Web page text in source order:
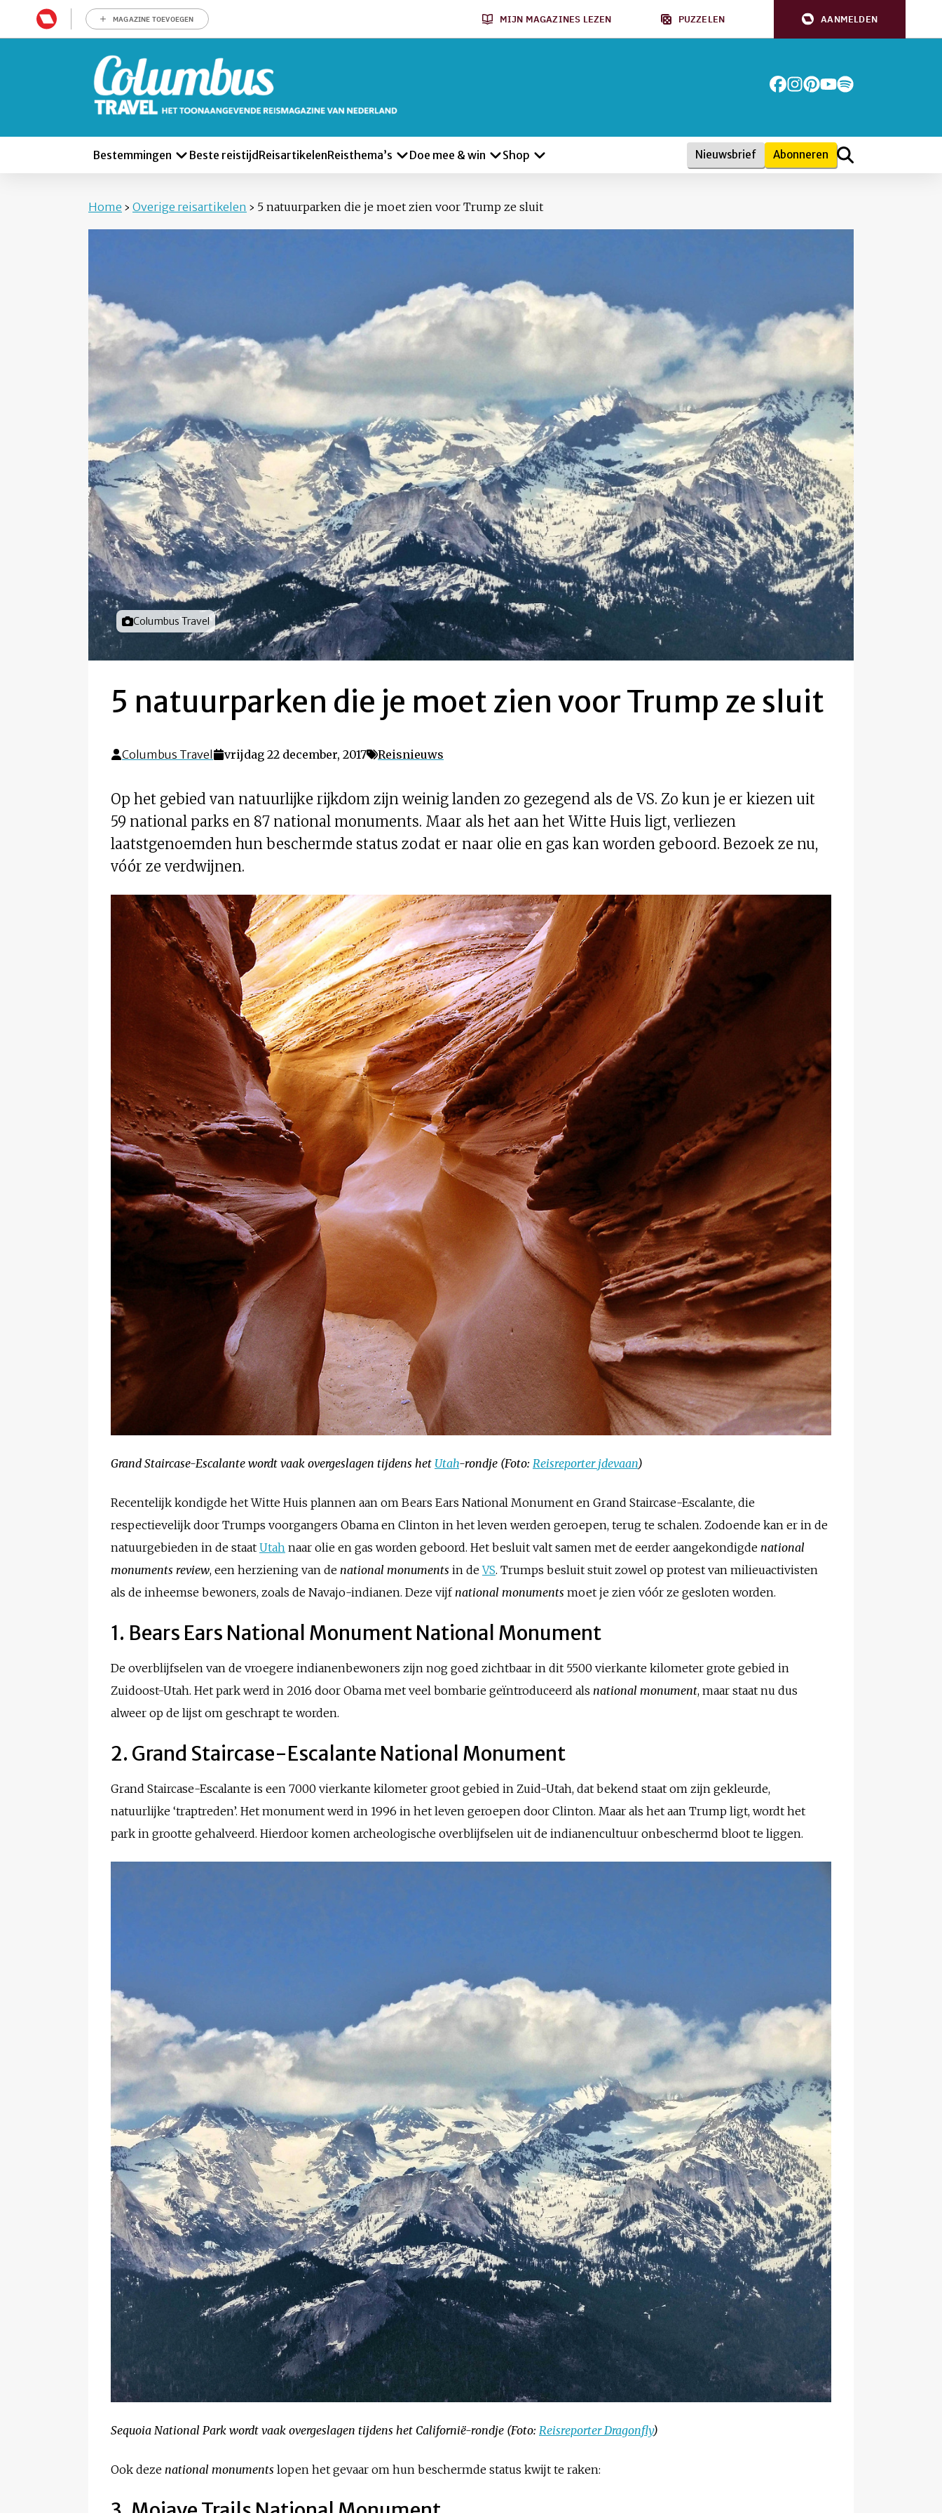
MAGAZINE TOEVOEGEN MIJN MAGAZINES LEZEN PUZZELEN AANMELDEN
Bestemmingen Beste reistijd ReisartikelenReisthema’s Doe mee & win Shop Nieuwsbrief Abonneren
Home › Overige reisartikelen › 5 natuurparken die je moet zien voor Trump ze sluit
Foto door
Columbus Travel
5 natuurparken die je moet zien voor Trump ze sluit
Columbus Travel vrijdag 22 december, 2017 Reisnieuws
Op het gebied van natuurlijke rijkdom zijn weinig landen zo gezegend als de VS. Zo kun je er kiezen uit
59 national parks en 87 national monuments. Maar als het aan het Witte Huis ligt, verliezen
laatstgenoemden hun beschermde status zodat er naar olie en gas kan worden geboord. Bezoek ze nu,
vóór ze verdwijnen.
Grand Staircase-Escalante wordt vaak overgeslagen tijdens het Utah-rondje (Foto: Reisreporter jdevaan)
Recentelijk kondigde het Witte Huis plannen aan om Bears Ears National Monument en Grand Staircase-Escalante, die
respectievelijk door Trumps voorgangers Obama en Clinton in het leven werden geroepen, terug te schalen. Zodoende kan er in de
natuurgebieden in de staat Utah naar olie en gas worden geboord. Het besluit valt samen met de eerder aangekondigde national
monuments review, een herziening van de national monuments in deVS. Trumps besluit stuit zowel op protest van milieuactivisten
als de inheemse bewoners, zoals de Navajo-indianen. Deze vijf national monuments moet je zien vóór ze gesloten worden.
1. Bears Ears National Monument National Monument
De overblijfselen van de vroegere indianenbewoners zijn nog goed zichtbaar in dit 5500 vierkante kilometer grote gebied in
Zuidoost-Utah. Het park werd in 2016 door Obama met veel bombarie geïntroduceerd als national monument, maar staat nu dus
alweer op de lijst om geschrapt te worden.
2. Grand Staircase-Escalante National Monument
Grand Staircase-Escalante is een 7000 vierkante kilometer groot gebied in Zuid-Utah, dat bekend staat om zijn gekleurde,
natuurlijke ‘traptreden’. Het monument werd in 1996 in het leven geroepen door Clinton. Maar als het aan Trump ligt, wordt het
park in grootte gehalveerd. Hierdoor komen archeologische overblijfselen uit de indianencultuur onbeschermd bloot te liggen.
Sequoia National Park wordt vaak overgeslagen tijdens het Californië-rondje (Foto: Reisreporter Dragonfly)
Ook deze national monuments lopen het gevaar om hun beschermde status kwijt te raken: